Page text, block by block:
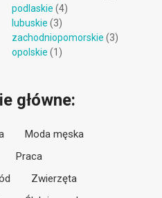
podlaskie (4)
lubuskie (3)
zachodniopomorskie (3)
opolskie (1)
główne:
Moda męska
Praca
Zwierzęta